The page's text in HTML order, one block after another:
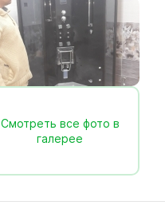
Смотреть все фото в
галерее